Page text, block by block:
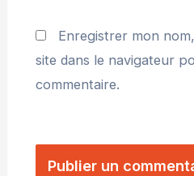
Enregistrer mon
site dans le navigateur
commentaire.